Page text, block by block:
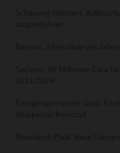
Schleswig-Holstein:
ausgezeichnet
Bayern: „Eliteschule des
Sachsen: 50 Millionen Euro
2023/2024
Energiesparmeister Gold:
Wuppertal-Ronsdorf
Rheinland-Pfalz: Neue